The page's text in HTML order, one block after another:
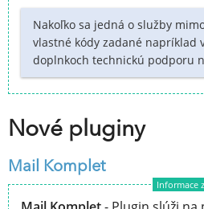
Nakoľko sa jedná o služby
vlastné kódy zadané napríklad
doplnkoch technickú podporu
Nové pluginy
Mail Komplet
Informace